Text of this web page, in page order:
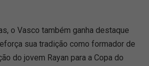
o Vasco também ganha destaque
sua tradição como formador de
do jovem Rayan para a Copa do